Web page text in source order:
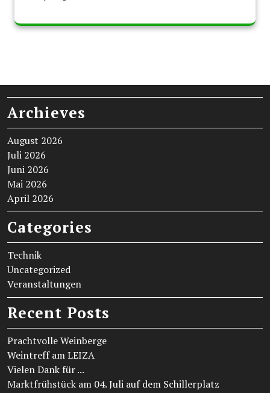
Archieves
August 2026
Juli 2026
Juni 2026
Mai 2026
April 2026
Categories
Technik
Uncategorized
Veranstaltungen
Recent Posts
Prachtvolle Weinberge
Weintreff am LEIZA
Vielen Dank für ...
Marktfrühstück am 04. Juli auf dem Schillerplatz